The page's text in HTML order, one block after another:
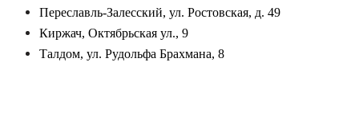
Переславль-Залесский, ул. Ростовская, д. 49
Киржач, Октябрьская ул., 9
Талдом, ул. Рудольфа Брахмана, 8